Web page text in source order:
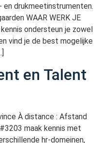
en drukmeetinstrumenten.
WAAR WERK JE
ondersteun je zowel
vind je de best mogelijke
en Talent
À distance : Afstand
maak kennis met
hr-domeinen,